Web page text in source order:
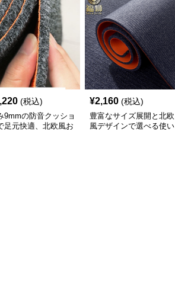
(税込)
9mmの防音クッショ
足元快適、北欧風お
¥2,160 (税込)
豊富なサイズ展開と北欧
風デザインで選べる使い